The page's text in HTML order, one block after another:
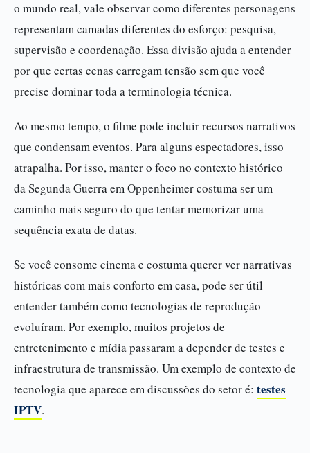
o mundo real, vale observar como diferentes personagens
representam camadas diferentes do esforço: pesquisa,
supervisão e coordenação. Essa divisão ajuda a entender
por que certas cenas carregam tensão sem que você
precise dominar toda a terminologia técnica.
Ao mesmo tempo, o filme pode incluir recursos narrativos
que condensam eventos. Para alguns espectadores, isso
atrapalha. Por isso, manter o foco no contexto histórico
da Segunda Guerra em Oppenheimer costuma ser um
caminho mais seguro do que tentar memorizar uma
sequência exata de datas.
Se você consome cinema e costuma querer ver narrativas
históricas com mais conforto em casa, pode ser útil
entender também como tecnologias de reprodução
evoluíram. Por exemplo, muitos projetos de
entretenimento e mídia passaram a depender de testes e
infraestrutura de transmissão. Um exemplo de contexto de
tecnologia que aparece em discussões do setor é: testes
IPTV.